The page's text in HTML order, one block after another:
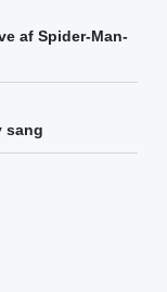
af Spider-Man-
sang